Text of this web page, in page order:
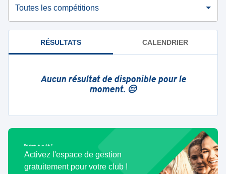
Toutes les compétitions
RÉSULTATS CALENDRIER
Aucun résultat de disponible pour le
moment. 😔
Bénévole de ce club ?
Activez l'espace de gestion
gratuitement pour votre club !